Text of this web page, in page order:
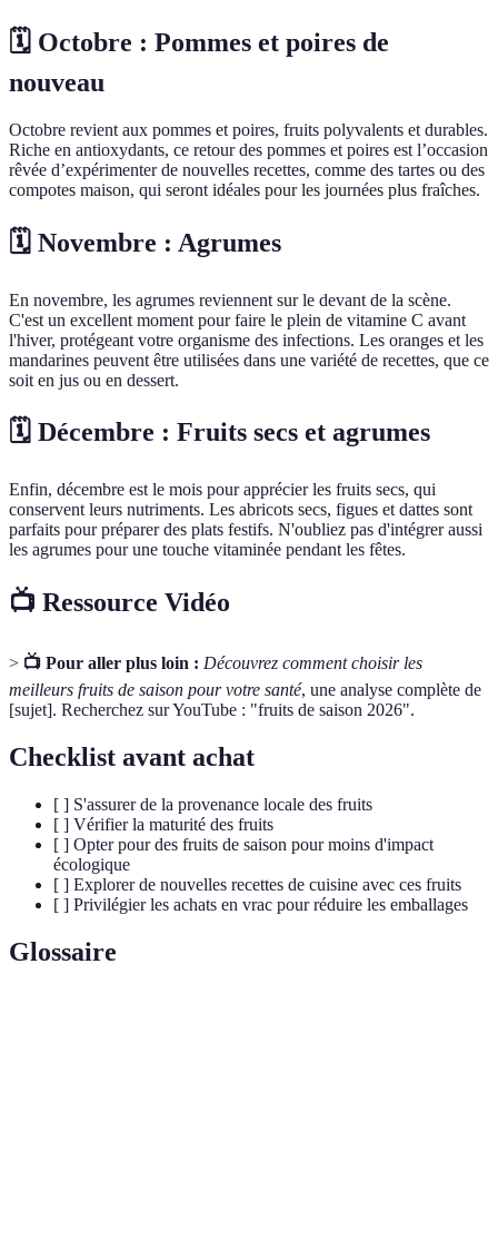
🗓️ Octobre : Pommes et poires de
nouveau
Octobre revient aux pommes et poires, fruits polyvalents et durables.
Riche en antioxydants, ce retour des pommes et poires est l’occasion
rêvée d’expérimenter de nouvelles recettes, comme des tartes ou des
compotes maison, qui seront idéales pour les journées plus fraîches.
🗓️ Novembre : Agrumes
En novembre, les agrumes reviennent sur le devant de la scène.
C'est un excellent moment pour faire le plein de vitamine C avant
l'hiver, protégeant votre organisme des infections. Les oranges et les
mandarines peuvent être utilisées dans une variété de recettes, que ce
soit en jus ou en dessert.
🗓️ Décembre : Fruits secs et agrumes
Enfin, décembre est le mois pour apprécier les fruits secs, qui
conservent leurs nutriments. Les abricots secs, figues et dattes sont
parfaits pour préparer des plats festifs. N'oubliez pas d'intégrer aussi
les agrumes pour une touche vitaminée pendant les fêtes.
📺 Ressource Vidéo
> 📺 Pour aller plus loin : Découvrez comment choisir les
meilleurs fruits de saison pour votre santé, une analyse complète de
[sujet]. Recherchez sur YouTube : "fruits de saison 2026".
Checklist avant achat
[ ] S'assurer de la provenance locale des fruits
[ ] Vérifier la maturité des fruits
[ ] Opter pour des fruits de saison pour moins d'impact
écologique
[ ] Explorer de nouvelles recettes de cuisine avec ces fruits
[ ] Privilégier les achats en vrac pour réduire les emballages
Glossaire